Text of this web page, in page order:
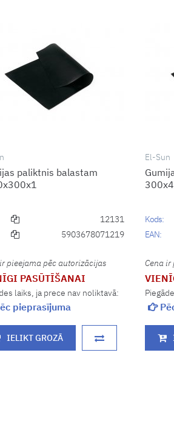
paliktnis balastam
12131
5903678071219
pieejama pēc autorizācijas
PASŪTĪŠANAI
laiks, ja prece nav noliktavā:
pieprasījuma
IELIKT GROZĀ
El-Sun
Kods:
EAN:
Cena ir